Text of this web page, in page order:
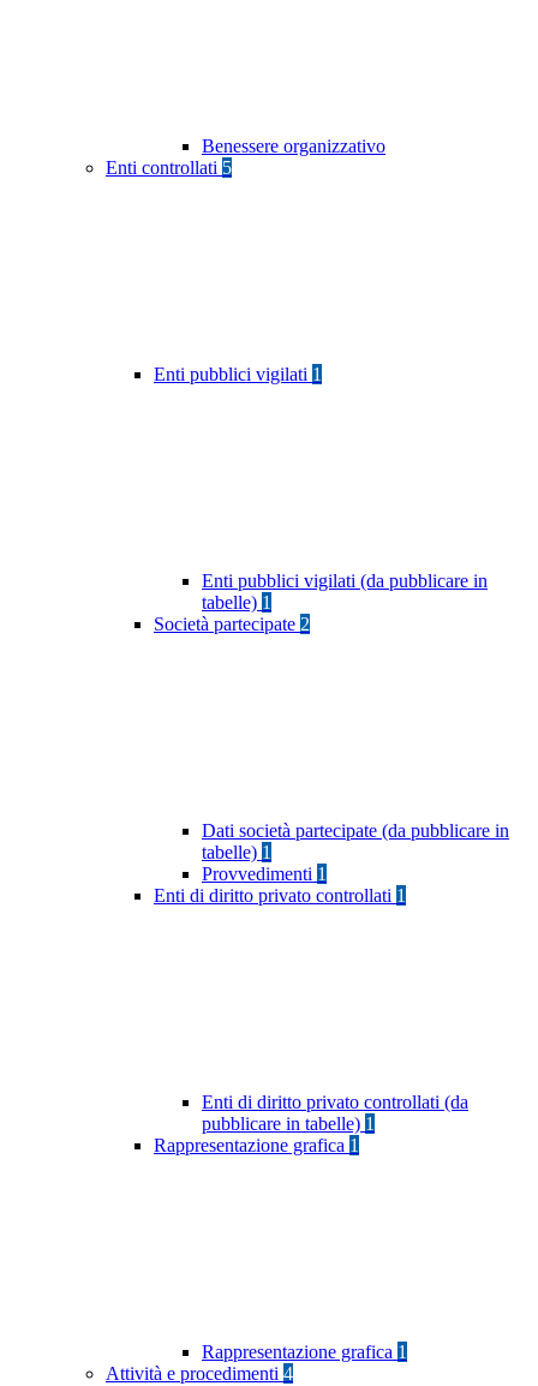
Benessere organizzativo
Enti controllati 5
Enti pubblici vigilati 1
Enti pubblici vigilati (da pubblicare in
tabelle) 1
Società partecipate 2
Dati società partecipate (da pubblicare in
tabelle) 1
Provvedimenti 1
Enti di diritto privato controllati 1
Enti di diritto privato controllati (da
pubblicare in tabelle) 1
Rappresentazione grafica 1
Rappresentazione grafica 1
Attività e procedimenti 4